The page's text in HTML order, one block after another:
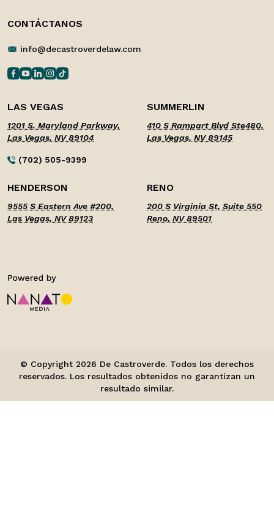
CONTÁCTANOS
info@decastroverdelaw.com
LAS VEGAS
1201 S. Maryland Parkway,
Las Vegas, NV 89104
(702) 505-9399
SUMMERLIN
410 S Rampart Blvd Ste480,
Las Vegas, NV 89145
HENDERSON
9555 S Eastern Ave #200,
Las Vegas, NV 89123
RENO
200 S Virginia St, Suite 550
Reno, NV 89501
© Copyright 2026 De Castroverde. Todos los derechos
reservados. Los resultados obtenidos no garantizan un
resultado similar.